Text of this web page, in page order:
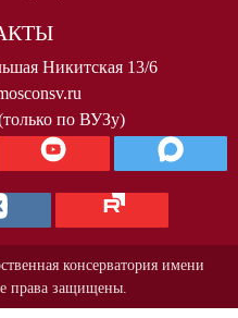
Никитская 13/6
по ВУЗу)
консерватория имени
права защищены.